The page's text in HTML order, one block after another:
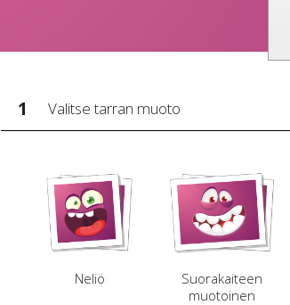
1 Valitse tarran muoto
Neliö
Suorakaiteen
muotoinen